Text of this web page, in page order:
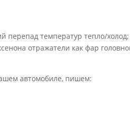
перепад температур тепло/холод;
отражатели как фар
автомобиле, пишем: